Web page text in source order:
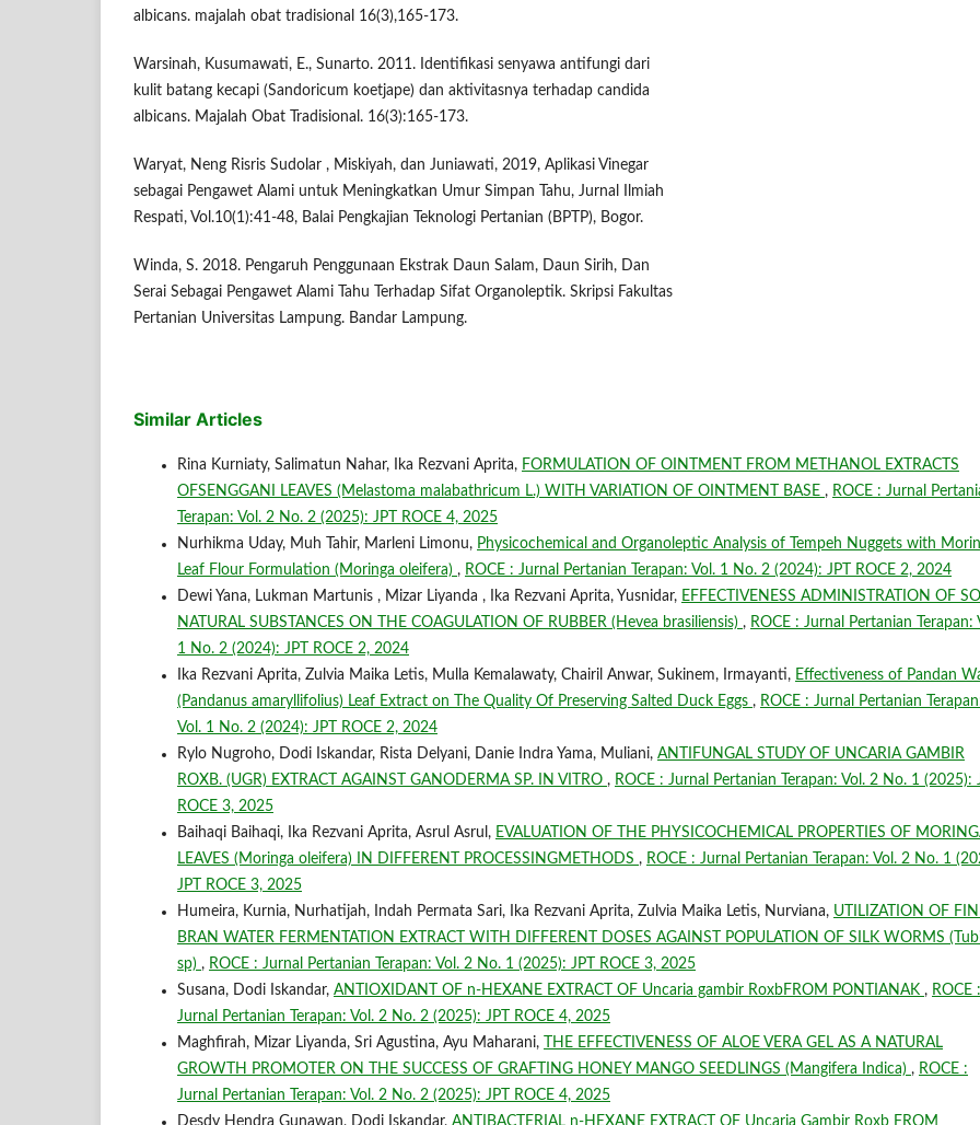
albicans. majalah obat tradisional 16(3),165-173.
Warsinah, Kusumawati, E., Sunarto. 2011. Identifikasi senyawa antifungi dari
kulit batang kecapi (Sandoricum koetjape) dan aktivitasnya terhadap candida
albicans. Majalah Obat Tradisional. 16(3):165-173.
Waryat, Neng Risris Sudolar , Miskiyah, dan Juniawati, 2019, Aplikasi Vinegar
sebagai Pengawet Alami untuk Meningkatkan Umur Simpan Tahu, Jurnal Ilmiah
Respati, Vol.10(1):41-48, Balai Pengkajian Teknologi Pertanian (BPTP), Bogor.
Winda, S. 2018. Pengaruh Penggunaan Ekstrak Daun Salam, Daun Sirih, Dan
Serai Sebagai Pengawet Alami Tahu Terhadap Sifat Organoleptik. Skripsi Fakultas
Pertanian Universitas Lampung. Bandar Lampung.
Similar Articles
Rina Kurniaty, Salimatun Nahar, Ika Rezvani Aprita, FORMULATION OF OINTMENT FROM METHANOL EXTRACTS
OFSENGGANI LEAVES (Melastoma malabathricum L.) WITH VARIATION OF OINTMENT BASE , ROCE : Jurnal
Terapan: Vol. 2 No. 2 (2025): JPT ROCE 4, 2025
Nurhikma Uday, Muh Tahir, Marleni Limonu, Physicochemical and Organoleptic Analysis of Tempeh Nuggets with
Leaf Flour Formulation (Moringa oleifera) , ROCE : Jurnal Pertanian Terapan: Vol. 1 No. 2 (2024): JPT ROCE 2, 2024
Dewi Yana, Lukman Martunis , Mizar Liyanda , Ika Rezvani Aprita, Yusnidar, EFFECTIVENESS ADMINISTRATION OF
NATURAL SUBSTANCES ON THE COAGULATION OF RUBBER (Hevea brasiliensis) , ROCE : Jurnal Pertanian Terapan:
1 No. 2 (2024): JPT ROCE 2, 2024
Ika Rezvani Aprita, Zulvia Maika Letis, Mulla Kemalawaty, Chairil Anwar, Sukinem, Irmayanti, Effectiveness of Pandan
(Pandanus amaryllifolius) Leaf Extract on The Quality Of Preserving Salted Duck Eggs , ROCE : Jurnal Pertanian
Vol. 1 No. 2 (2024): JPT ROCE 2, 2024
Rylo Nugroho, Dodi Iskandar, Rista Delyani, Danie Indra Yama, Muliani, ANTIFUNGAL STUDY OF UNCARIA GAMBIR
ROXB. (UGR) EXTRACT AGAINST GANODERMA SP. IN VITRO , ROCE : Jurnal Pertanian Terapan: Vol. 2 No. 1 (2025):
ROCE 3, 2025
Baihaqi Baihaqi, Ika Rezvani Aprita, Asrul Asrul, EVALUATION OF THE PHYSICOCHEMICAL PROPERTIES OF
LEAVES (Moringa oleifera) IN DIFFERENT PROCESSINGMETHODS , ROCE : Jurnal Pertanian Terapan: Vol. 2 No. 1
JPT ROCE 3, 2025
Humeira, Kurnia, Nurhatijah, Indah Permata Sari, Ika Rezvani Aprita, Zulvia Maika Letis, Nurviana, UTILIZATION OF
BRAN WATER FERMENTATION EXTRACT WITH DIFFERENT DOSES AGAINST POPULATION OF SILK WORMS
sp) , ROCE : Jurnal Pertanian Terapan: Vol. 2 No. 1 (2025): JPT ROCE 3, 2025
Susana, Dodi Iskandar, ANTIOXIDANT OF n-HEXANE EXTRACT OF Uncaria gambir RoxbFROM PONTIANAK , ROCE :
Jurnal Pertanian Terapan: Vol. 2 No. 2 (2025): JPT ROCE 4, 2025
Maghfirah, Mizar Liyanda, Sri Agustina, Ayu Maharani,
THE EFFECTIVENESS OF ALOE VERA GEL AS A NATURAL
GROWTH PROMOTER ON THE SUCCESS OF GRAFTING HONEY MANGO SEEDLINGS (Mangifera Indica) , ROCE :
Jurnal Pertanian Terapan: Vol. 2 No. 2 (2025): JPT ROCE 4, 2025